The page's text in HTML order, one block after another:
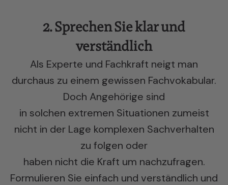
2. Sprechen Sie klar und
verständlich
Als Experte und Fachkraft neigt man
durchaus zu einem gewissen Fachvokabular.
Doch Angehörige sind
in solchen extremen Situationen zumeist
nicht in der Lage komplexen Sachverhalten
zu folgen oder
haben nicht die Kraft um nachzufragen.
Formulieren Sie einfach und verständlich und